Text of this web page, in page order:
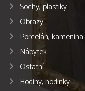
Sochy, plastiky
Obrazy
Porcelán, kamenina
Nábytek
Ostatní
Hodiny, hodinky